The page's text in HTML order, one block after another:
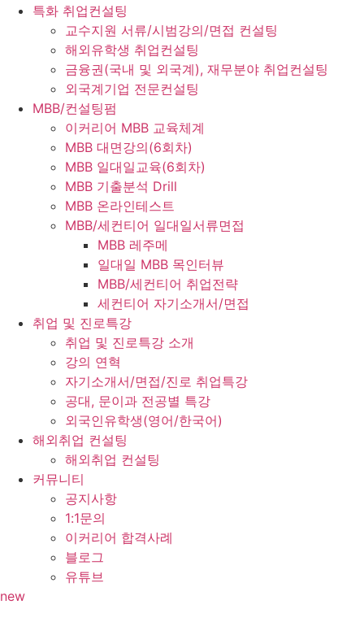
특화 취업컨설팅
교수지원 서류/시범강의/면접 컨설팅
해외유학생 취업컨설팅
금융권(국내 및 외국계), 재무분야 취업컨설팅
외국계기업 전문컨설팅
MBB/컨설팅펌
이커리어 MBB 교육체계
MBB 대면강의(6회차)
MBB 일대일교육(6회차)
MBB 기출분석 Drill
MBB 온라인테스트
MBB/세컨티어 일대일서류면접
MBB 레주메
일대일 MBB 목인터뷰
MBB/세컨티어 취업전략
세컨티어 자기소개서/면접
취업 및 진로특강
취업 및 진로특강 소개
강의 연혁
자기소개서/면접/진로 취업특강
공대, 문이과 전공별 특강
외국인유학생(영어/한국어)
해외취업 컨설팅
해외취업 컨설팅
커뮤니티
공지사항
1:1문의
이커리어 합격사례
블로그
유튜브
new